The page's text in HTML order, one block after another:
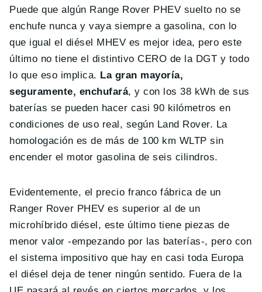
Puede que algún Range Rover PHEV suelto no se
enchufe nunca y vaya siempre a gasolina, con lo
que igual el diésel MHEV es mejor idea, pero este
último no tiene el distintivo CERO de la DGT y todo
lo que eso implica. La gran mayoría,
seguramente, enchufará, y con los 38 kWh de sus
baterías se pueden hacer casi 90 kilómetros en
condiciones de uso real, según Land Rover. La
homologación es de más de 100 km WLTP sin
encender el motor gasolina de seis cilindros.
Evidentemente, el precio franco fábrica de un
Ranger Rover PHEV es superior al de un
microhíbrido diésel, este último tiene piezas de
menor valor -empezando por las baterías-, pero con
el sistema impositivo que hay en casi toda Europa
el diésel deja de tener ningún sentido. Fuera de la